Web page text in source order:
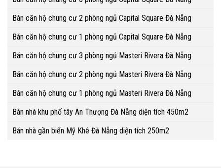
Bán căn hộ chung cư 2 phòng ngủ Capital Square Đà Nẵng
Bán căn hộ chung cư 1 phòng ngủ Capital Square Đà Nẵng
Bán căn hộ chung cư 3 phòng ngủ Masteri Rivera Đà Nẵng
Bán căn hộ chung cư 2 phòng ngủ Masteri Rivera Đà Nẵng
Bán căn hộ chung cư 1 phòng ngủ Masteri Rivera Đà Nẵng
Bán nhà khu phố tây An Thượng Đà Nẵng diện tích 450m2
Bán nhà gần biển Mỹ Khê Đà Nẵng diện tích 250m2